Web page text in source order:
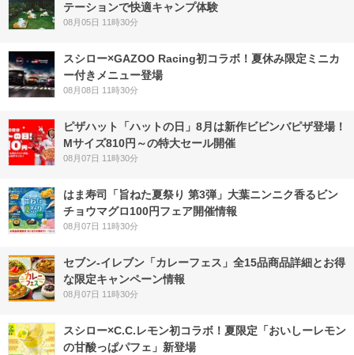
テーションで快適キャンプ体験
08月05日 11時30分
スシロー×GAZOO Racing初コラボ！夏休み限定ミニカ
ー付きメニュー登場
08月08日 11時30分
ピザハット「ハットの日」8月は新作ビビンバピザ登場！
Mサイズ810円～の特大セール開催
08月07日 11時30分
はま寿司「旨ねた夏祭り 第3弾」大葉ニンニク香るビン
チョウマグロ100円フェア開催情報
08月07日 11時30分
セブン‐イレブン「カレーフェス」全15品商品詳細とお得
な限定キャンペーン情報
08月07日 11時30分
スシロー×C.C.レモン初コラボ！夏限定「おいしーレモン
の甘酸っぱパフェ」新登場